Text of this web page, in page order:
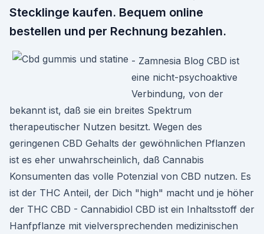
Stecklinge kaufen. Bequem online
bestellen und per Rechnung bezahlen.
- Zamnesia Blog CBD ist
eine nicht-psychoaktive
Verbindung, von der
bekannt ist, daß sie ein breites Spektrum
therapeutischer Nutzen besitzt. Wegen des
geringenen CBD Gehalts der gewöhnlichen Pflanzen
ist es eher unwahrscheinlich, daß Cannabis
Konsumenten das volle Potenzial von CBD nutzen. Es
ist der THC Anteil, der Dich "high" macht und je höher
der THC CBD - Cannabidiol CBD ist ein Inhaltsstoff der
Hanfpflanze mit vielversprechenden medizinischen